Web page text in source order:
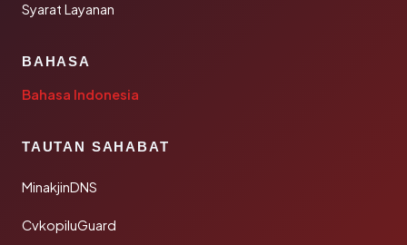
Syarat Layanan
BAHASA
Bahasa Indonesia
TAUTAN SAHABAT
MinakjinDNS
CvkopiluGuard